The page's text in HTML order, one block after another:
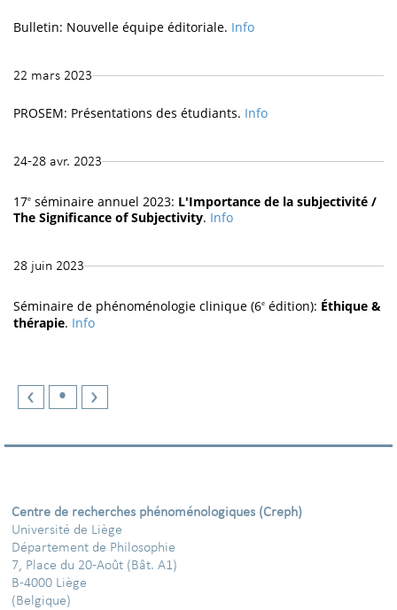
Bulletin: Nouvelle équipe éditoriale. Info
22 mars 2023
PROSEM: Présentations des étudiants. Info
24-28 avr. 2023
17e séminaire annuel 2023: L'Importance de la subjectivité /
The Significance of Subjectivity. Info
28 juin 2023
Séminaire de phénoménologie clinique (6e édition): Éthique &
thérapie. Info
‹ • ›
Centre de recherches phénoménologiques (Creph)
Université de Liège
Département de Philosophie
7, Place du 20-Août (Bât. A1)
B-4000 Liège
(Belgique)